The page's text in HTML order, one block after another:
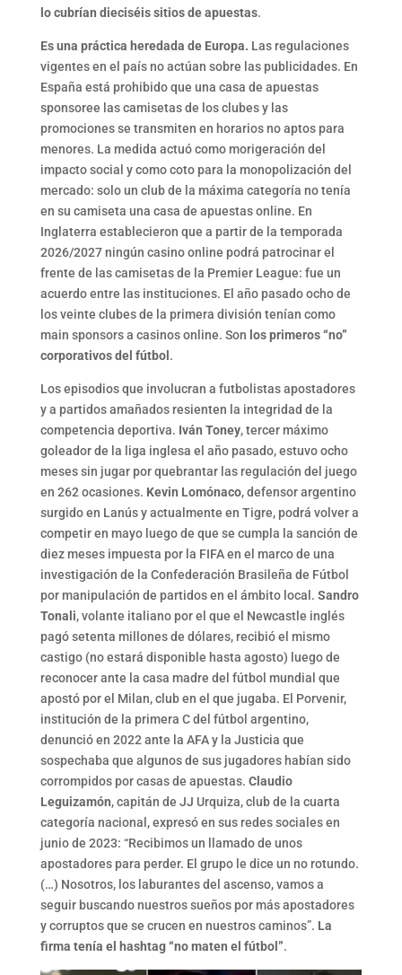
lo cubrían dieciséis sitios de apuestas.
Es una práctica heredada de Europa. Las regulaciones
vigentes en el país no actúan sobre las publicidades. En
España está prohibido que una casa de apuestas
sponsoree las camisetas de los clubes y las
promociones se transmiten en horarios no aptos para
menores. La medida actuó como morigeración del
impacto social y como coto para la monopolización del
mercado: solo un club de la máxima categoría no tenía
en su camiseta una casa de apuestas online. En
Inglaterra establecieron que a partir de la temporada
2026/2027 ningún casino online podrá patrocinar el
frente de las camisetas de la Premier League: fue un
acuerdo entre las instituciones. El año pasado ocho de
los veinte clubes de la primera división tenían como
main sponsors a casinos online. Son los primeros “no”
corporativos del fútbol .
Los episodios que involucran a futbolistas apostadores
y a partidos amañados resienten la integridad de la
competencia deportiva. Iván Toney, tercer máximo
goleador de la liga inglesa el año pasado, estuvo ocho
meses sin jugar por quebrantar las regulación del juego
en 262 ocasiones. Kevin Lomónaco, defensor argentino
surgido en Lanús y actualmente en Tigre, podrá volver a
competir en mayo luego de que se cumpla la sanción de
diez meses impuesta por la FIFA en el marco de una
investigación de la Confederación Brasileña de Fútbol
por manipulación de partidos en el ámbito local. Sandro
Tonali, volante italiano por el que el Newcastle inglés
pagó setenta millones de dólares, recibió el mismo
castigo (no estará disponible hasta agosto) luego de
reconocer ante la casa madre del fútbol mundial que
apostó por el Milan, club en el que jugaba. El Porvenir,
institución de la primera C del fútbol argentino,
denunció en 2022 ante la AFA y la Justicia que
sospechaba que algunos de sus jugadores habían sido
corrompidos por casas de apuestas. Claudio
Leguizamón, capitán de JJ Urquiza, club de la cuarta
categoría nacional, expresó en sus redes sociales en
junio de 2023: “Recibimos un llamado de unos
apostadores para perder. El grupo le dice un no rotundo.
(…) Nosotros, los laburantes del ascenso, vamos a
seguir buscando nuestros sueños por más apostadores
y corruptos que se crucen en nuestros caminos”. La
firma tenía el hashtag “no maten el fútbol”.